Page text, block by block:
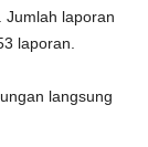
Jumlah laporan
laporan.
langsung